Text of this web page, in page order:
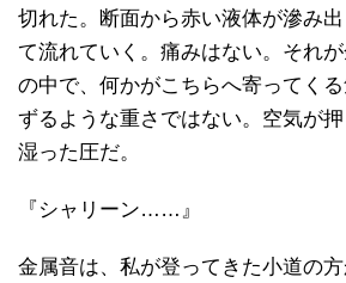
切れた。断面から赤い液体が滲み
て流れていく。痛みはない。それ
の中で、何かがこちらへ寄ってく
ずるような重さではない。空気が押
湿った圧だ。
『シャリーン……』
金属音は、私が登ってきた小道の